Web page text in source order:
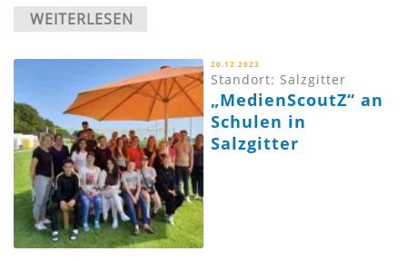
WEITERLESEN
20.12.2023
Standort: Salzgitter
„MedienScoutZ“ an
Schulen in
Salzgitter